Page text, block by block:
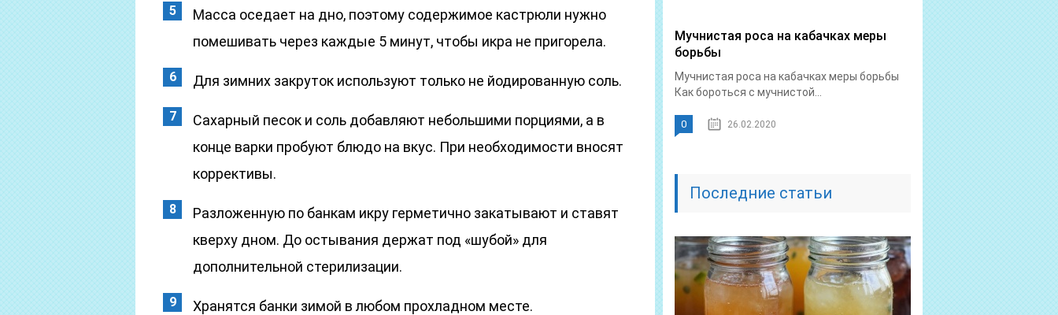
Масса оседает на дно, поэтому содержимое кастрюли нужно
помешивать через каждые 5 минут, чтобы икра не пригорела.
Для зимних закруток используют только не йодированную соль.
Сахарный песок и соль добавляют небольшими порциями, а в
конце варки пробуют блюдо на вкус. При необходимости вносят
коррективы.
Разложенную по банкам икру герметично закатывают и ставят
кверху дном. До остывания держат под «шубой» для
дополнительной стерилизации.
Хранятся банки зимой в любом прохладном месте.
Мучнистая роса на кабачках меры
борьбы
Мучнистая роса на кабачках меры борьбы
Как бороться с мучнистой...
0 26.02.2020
Последние статьи